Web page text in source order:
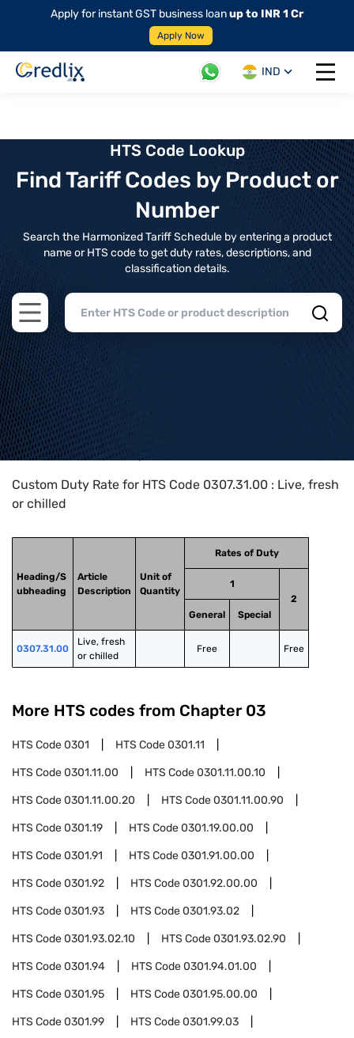
Apply for instant GST business loanup to INR 1 Cr
Apply Now
IND
Open
HTS Code Lookup
Find Tariff Codes by Product or
Number
Search the Harmonized Tariff Schedule by entering a product
name or HTS code to get duty rates, descriptions, and
classification details.
Open main menu
Home>HTS Codes> Chapter
Custom Duty Rate for HTS Code 0307.31.00 : Live, fresh
or chilled
Heading/S
ubheading
Article
Description
Unit of
Quantity
Rates of Duty
1
2
General
Special
0307.31.00
Live, fresh
or chilled
Free Free
More HTS codes from Chapter 03
HTS Code0301 HTS Code0301.11
HTS Code0301.11.00 HTS Code0301.11.00.10
HTS Code0301.11.00.20 HTS Code0301.11.00.90
HTS Code0301.19 HTS Code0301.19.00.00
HTS Code0301.91 HTS Code0301.91.00.00
HTS Code0301.92 HTS Code0301.92.00.00
HTS Code0301.93 HTS Code0301.93.02
HTS Code0301.93.02.10 HTS Code0301.93.02.90
HTS Code0301.94 HTS Code0301.94.01.00
HTS Code0301.95 HTS Code0301.95.00.00
HTS Code0301.99 HTS Code0301.99.03